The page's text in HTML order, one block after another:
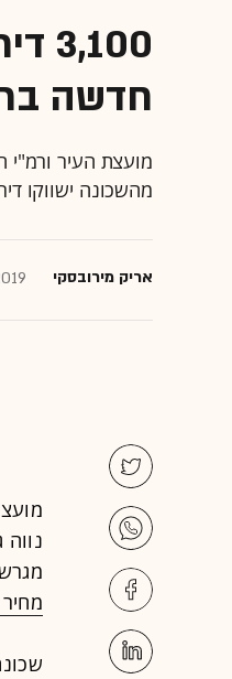
חדשה
מהשכונה ישווקו
אריק מירובסקי
מגרשים בשטח